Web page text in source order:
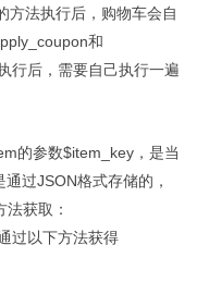
方法执行后，购物车会自
和
行后，需要自己执行一遍
的参数$item_key，是当
过JSON格式存储的，
获取：
过以下方法获得